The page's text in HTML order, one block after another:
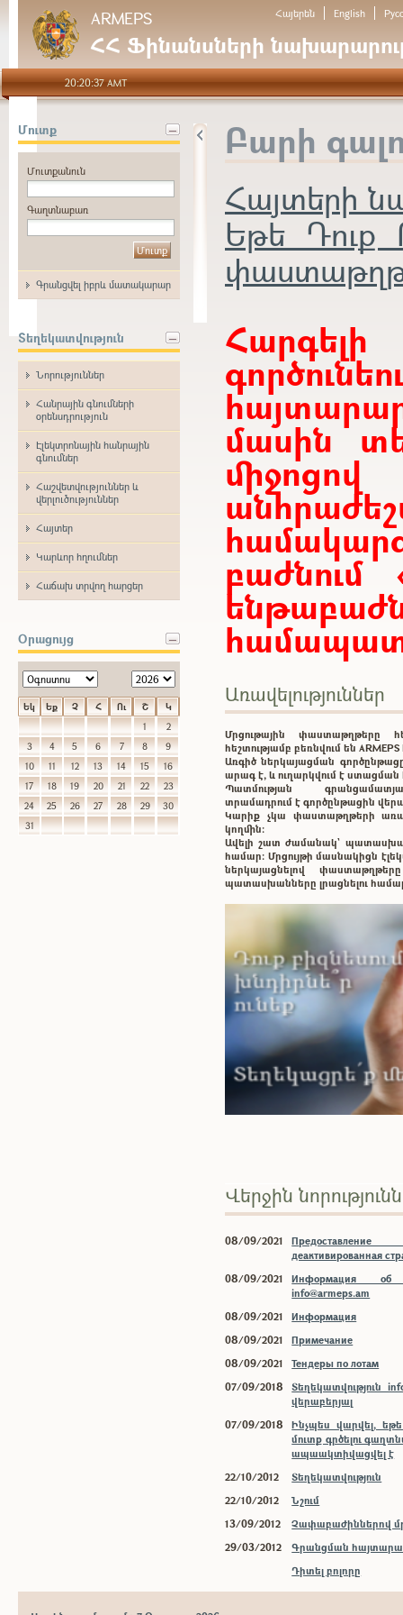
ARMEPS
ՀՀ Ֆինանսների
Հայերեն English
20:20:37 AMT
Մուտք
Մուտքանուն
Գաղտնաբառ
Գրանցվել իբրև մատակարար
Տեղեկատվություն
Նորություններ
Հանրային գնումների
օրենսդրություն
Էլեկտրոնային հանրային
գնումներ
Հաշվետվություններ և
վերլուծություններ
Հայտեր
Կարևոր հղումներ
Հաճախ տրվող հարցեր
Օրացույց
Եկ Եք Չ Հ Ու Շ
Կ
1
2
3
4 5 6 7 8
9
10
11 12 13 14 15
16
17
18 19 20 21 22
23
24
25 26 27 28 29
30
31
Բարի
Հայտերի
Եթե Դուք
մասին
բաժնում
Առավելություններ
Մրցութային փաստաթղթերը
հեշտությամբ բեռնվում են
Առգիծ ներկայացման
արագ է, և ուղարկվում է
Պատմության
տրամադրում է գործընթացին
Կարիք չկա փաստաթղթերի
կողմին:
Ավելի շատ ժամանակ`
համար: Մրցույթի մասնակիցն
ներկայացնելով
պատասխանները լրացնելու
Վերջին
08/09/2021
деактивированная
08/09/2021
Информация об
info@armeps.am
08/09/2021
Информация
08/09/2021
Примечание
08/09/2021
Тендеры по лотам
07/09/2018
Տեղեկատվություն
վերաբերյալ
07/09/2018
Ինչպես վարվել,
մուտք գրծելու
ապաակտիվացվել է
22/10/2012
Տեղեկատվություն
22/10/2012
Նշում
13/09/2012
Չափաբաժիններով
29/03/2012
Գրանցման
Դիտել բոլորը